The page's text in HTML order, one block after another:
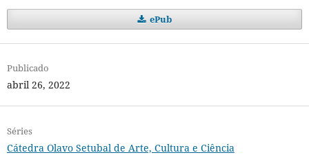
ePub
Publicado
abril 26, 2022
Séries
Cátedra Olavo Setubal de Arte, Cultura e Ciência